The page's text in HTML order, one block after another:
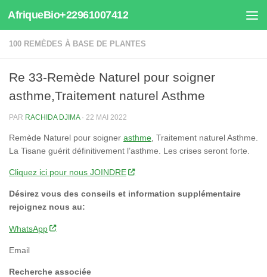
Au dessous du contenu
AfriqueBio+22961007412
100 REMÈDES À BASE DE PLANTES
Re 33-Remède Naturel pour soigner
asthme,Traitement naturel Asthme
PAR RACHIDA DJIMA · 22 MAI 2022
Remède Naturel pour soigner asthme, Traitement naturel Asthme.
La Tisane guérit définitivement l’asthme. Les crises seront forte.
Cliquez ici pour nous JOINDRE
Désirez vous des conseils et information supplémentaire
rejoignez nous au:
WhatsApp
Email
Recherche associée